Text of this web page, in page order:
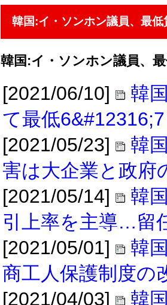
韓国:イ・ソンホン議員、最
韓国:イ・ソンホン議員、
[2021/06/10]
韓
て最低
[2021/05/23]
韓
害は大企業と政府
[2021/05/14]
韓
引上率を主導…留
[2021/05/01]
韓
商工人保護制度の
[2021/04/03]
韓